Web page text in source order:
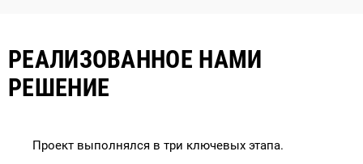
РЕАЛИЗОВАННОЕ НАМИ
РЕШЕНИЕ
Проект выполнялся в три ключевых этапа.